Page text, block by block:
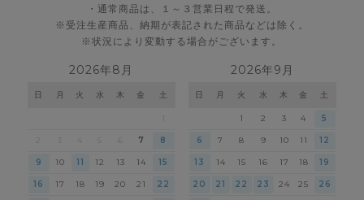
・通常商品は、１～３営業日程で発送。
※受注生産商品、納期が表記された商品などは除く。
※状況により変動する場合がございます。
2026年8月
日 月 火 水 木 金 土
4 7 8
9 10 11 12 13 14 15
16 17 18 19 20 21 22
2026年9月
日 月 火 水 木 金 土
1 2 3 4 5
6 7 8 9 10 11 12
13 14 15 16 17 18 19
20 21 22 23 24 25 26